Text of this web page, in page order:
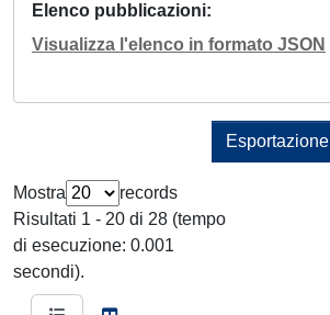
Elenco pubblicazioni
Visualizza l'elenco in formato JSON
Esportazione
Mostra
records
Risultati 1 - 20 di 28 (tempo
di esecuzione: 0.001
secondi).